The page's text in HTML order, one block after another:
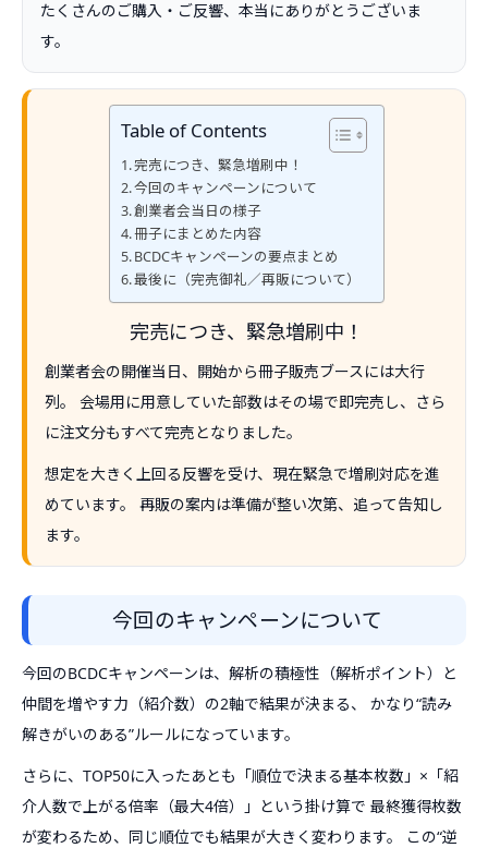
たくさんのご購入・ご反響、本当にありがとうございま
す。
Table of Contents
完売につき、緊急増刷中！
今回のキャンペーンについて
創業者会当日の様子
冊子にまとめた内容
BCDCキャンペーンの要点まとめ
最後に（完売御礼／再販について）
完売につき、緊急増刷中！
創業者会の開催当日、開始から冊子販売ブースには大行
列。 会場用に用意していた部数はその場で即完売し、さら
に注文分もすべて完売となりました。
想定を大きく上回る反響を受け、現在緊急で増刷対応を進
めています。 再販の案内は準備が整い次第、追って告知し
ます。
今回のキャンペーンについて
今回のBCDCキャンペーンは、解析の積極性（解析ポイント）と
仲間を増やす力（紹介数）の2軸で結果が決まる、 かなり“読み
解きがいのある”ルールになっています。
さらに、TOP50に入ったあとも「順位で決まる基本枚数」×「紹
介人数で上がる倍率（最大4倍）」という掛け算で 最終獲得枚数
が変わるため、同じ順位でも結果が大きく変わります。 この“逆